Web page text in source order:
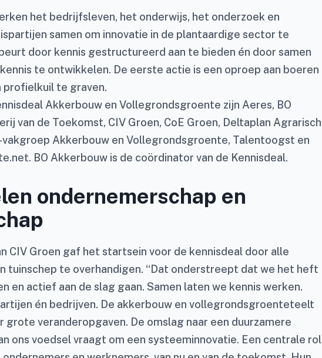
het bedrijfsleven, het onderwijs, het onderzoek en
samen om innovatie in de plantaardige sector te
door kennis gestructureerd aan te bieden én door samen
te ontwikkelen. De eerste actie is een oproep aan boeren
profielkuil te graven.
Akkerbouw en Vollegrondsgroente zijn Aeres, BO
van de Toekomst, CIV Groen, CoE Groen, Deltaplan Agrarisch
vakgroep Akkerbouw en Vollegrondsgroente, Talentoogst en
BO Akkerbouw is de coördinator van de Kennisdeal.
ondernemerschap en
CIV Groen gaf het startsein voor de kennisdeal door alle
tuinschep te overhandigen. “Dat onderstreept dat we het heft
en actief aan de slag gaan. Samen laten we kennis werken.
én bedrijven. De akkerbouw en vollegrondsgroenteteelt
grote veranderopgaven. De omslag naar een duurzamere
ons voedsel vraagt om een systeeminnovatie. Een centrale rol